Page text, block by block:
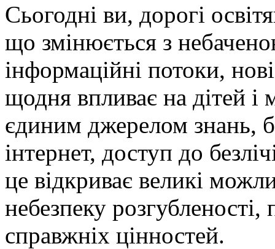
Сьогодні ви, дорогі
що змінюється з
інформаційні потоки,
щодня впливає на дітей
єдиним джерелом знань,
інтернет, доступ до
це відкриває великі
небезпеку розгубленості,
справжніх цінностей.